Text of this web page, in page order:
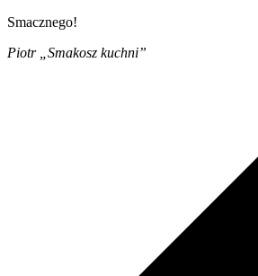
Smacznego!
Piotr „Smakosz kuchni”